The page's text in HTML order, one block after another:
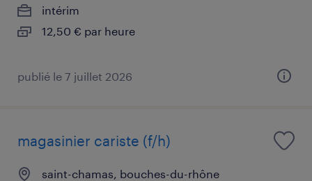
intérim
12,50 € par heure
publié le 7 juillet 2026
magasinier cariste (f/h)
saint-chamas, bouches-du-rhône